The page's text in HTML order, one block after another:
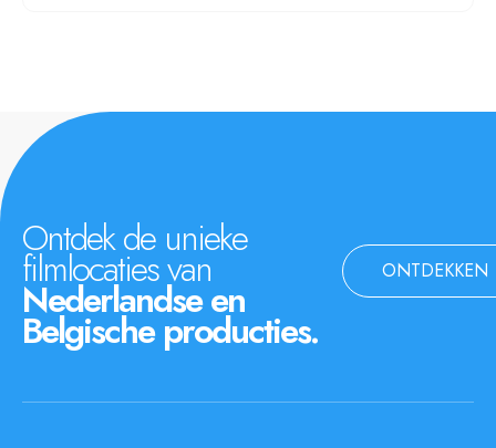
Ontdek de unieke
filmlocaties van
Nederlandse en
Belgische producties.
ONTDEKKEN